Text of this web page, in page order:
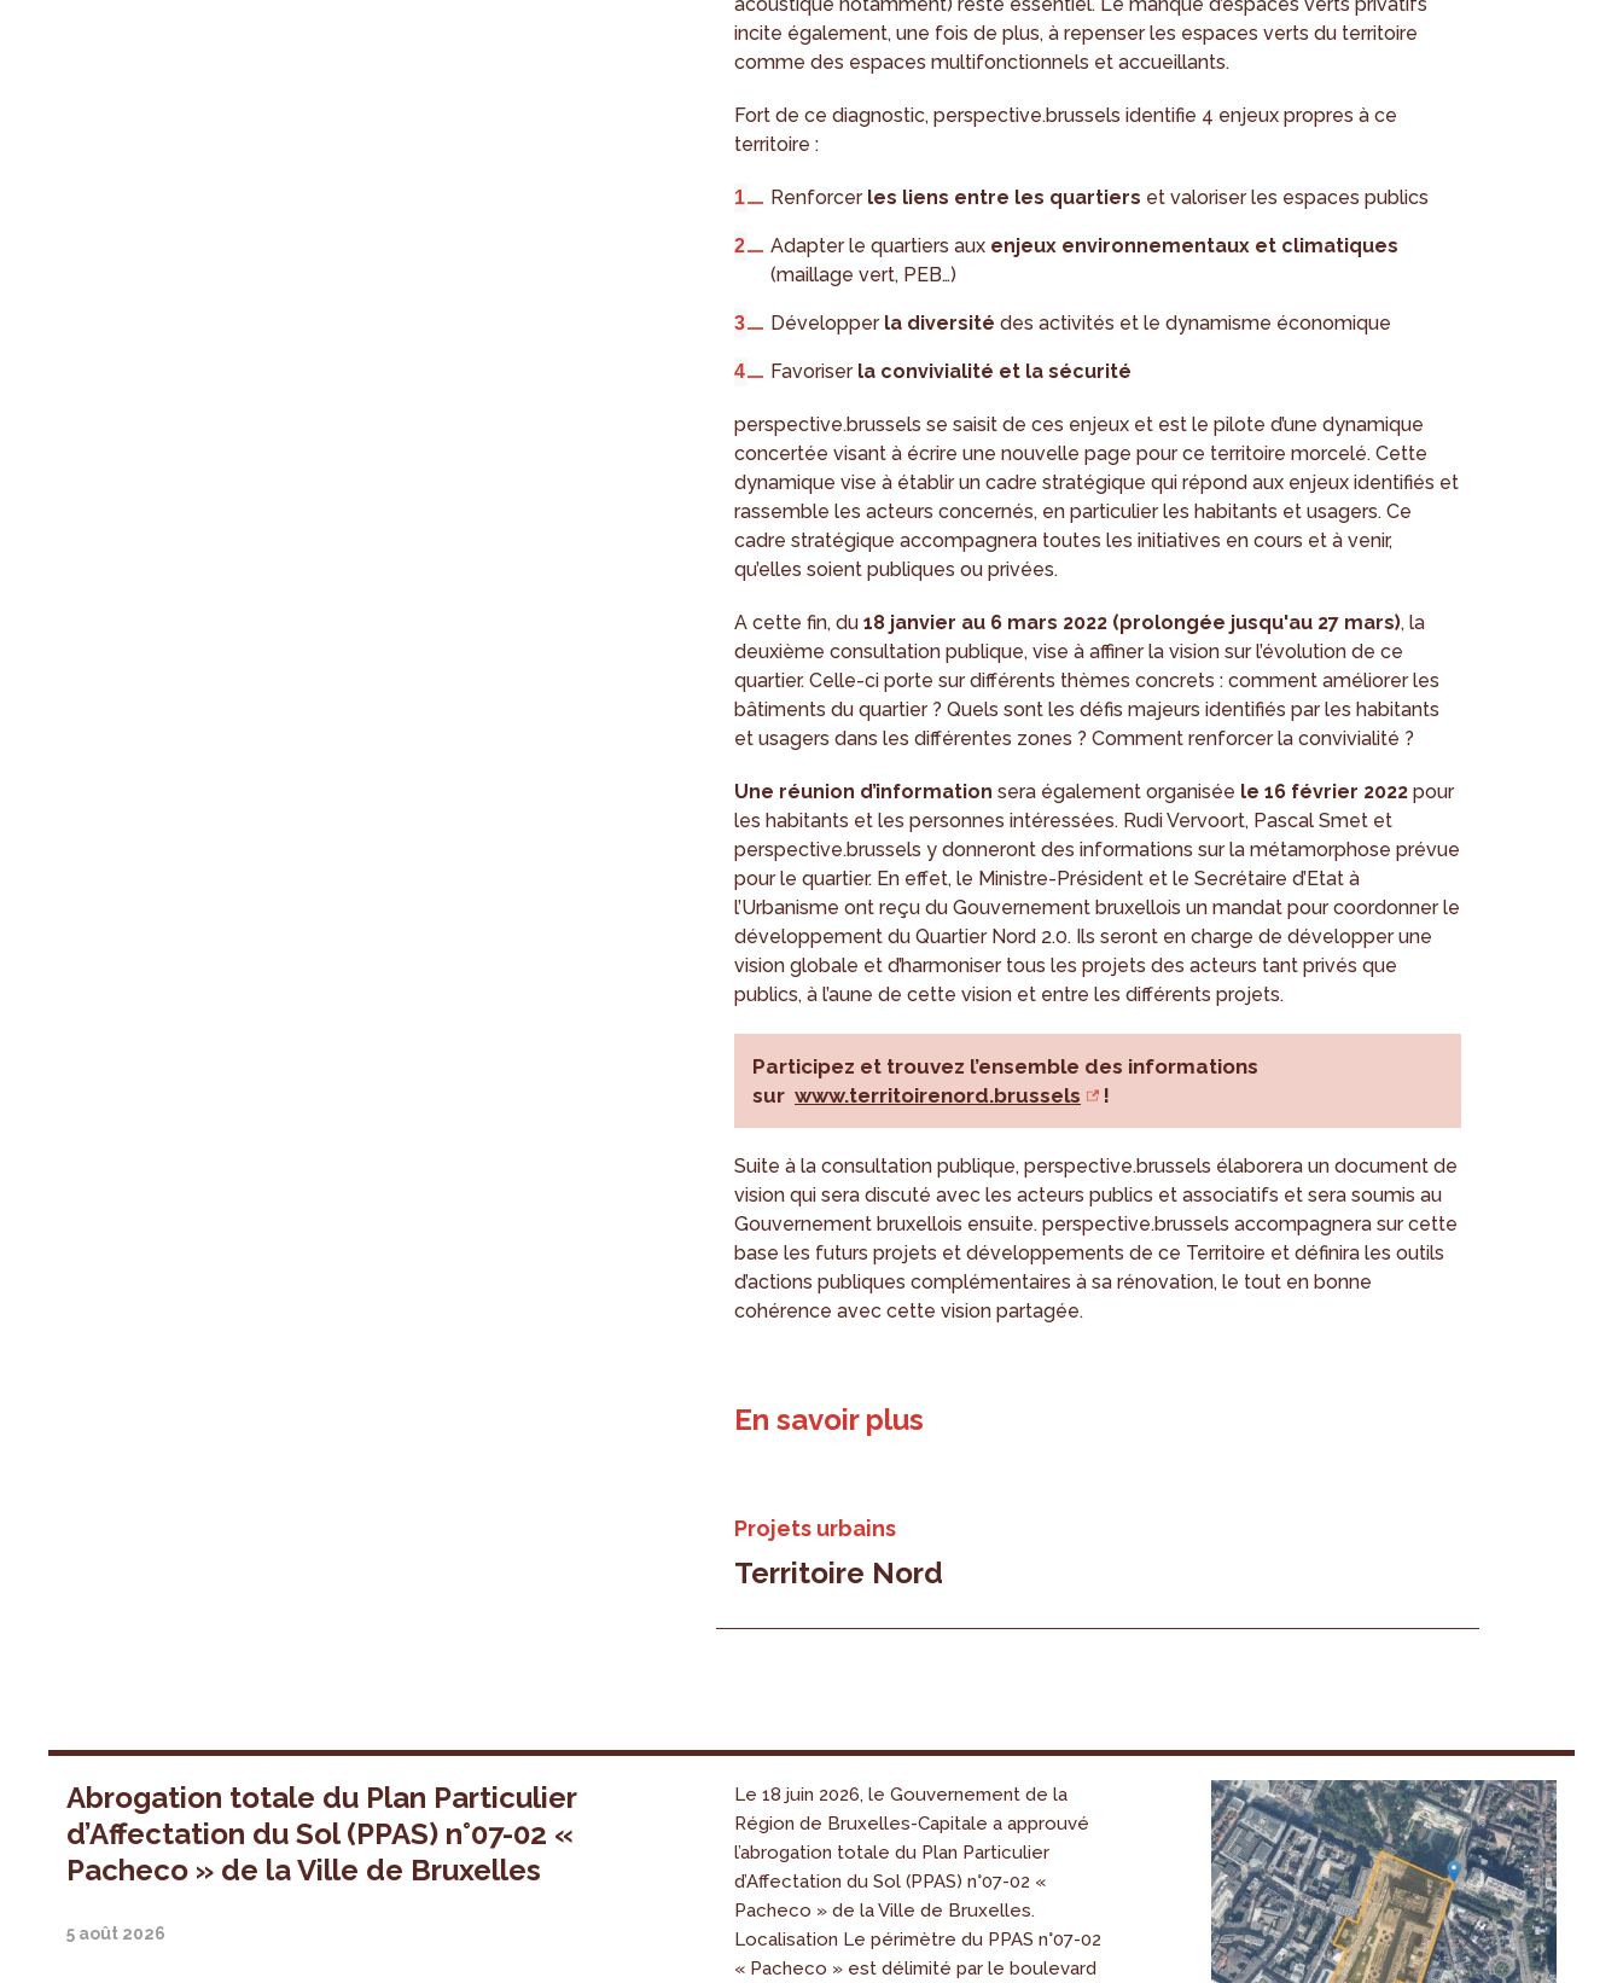
incite également, une fois de plus, à repenser les espaces verts du territoire
comme des espaces multifonctionnels et accueillants.
Fort de ce diagnostic, perspective.brussels identifie 4 enjeux propres à ce
territoire :
Renforcer les liens entre les quartiers et valoriser les espaces publics
Adapter le quartiers aux enjeux environnementaux et climatiques
(maillage vert, PEB…)
Développer la diversité des activités et le dynamisme économique
Favoriser la convivialité et la sécurité
perspective.brussels se saisit de ces enjeux et est le pilote d’une dynamique
concertée visant à écrire une nouvelle page pour ce territoire morcelé. Cette
dynamique vise à établir un cadre stratégique qui répond aux enjeux identifiés et
rassemble les acteurs concernés, en particulier les habitants et usagers. Ce
cadre stratégique accompagnera toutes les initiatives en cours et à venir,
qu’elles soient publiques ou privées.
A cette fin, du18 janvier au 6 mars 2022 (prolongée jusqu'au 27 mars), la
deuxième consultation publique, vise à affiner la vision sur l’évolution de ce
quartier. Celle-ci porte sur différents thèmes concrets : comment améliorer les
bâtiments du quartier ? Quels sont les défis majeurs identifiés par les habitants
et usagers dans les différentes zones ? Comment renforcer la convivialité ?
Une réunion d’information sera également organisée le 16 février 2022 pour
les habitants et les personnes intéressées. Rudi Vervoort, Pascal Smet et
perspective.brussels y donneront des informations sur la métamorphose prévue
pour le quartier. En effet, le Ministre-Président et le Secrétaire d’Etat à
l’Urbanisme ont reçu du Gouvernement bruxellois un mandat pour coordonner le
développement du Quartier Nord 2.0. Ils seront en charge de développer une
vision globale et d’harmoniser tous les projets des acteurs tant privés que
publics, à l’aune de cette vision et entre les différents projets.
Participez et trouvez l’ensemble des informations
surwww.territoirenord.brussels !
Suite à la consultation publique, perspective.brussels élaborera un document de
vision qui sera discuté avec les acteurs publics et associatifs et sera soumis au
Gouvernement bruxellois ensuite. perspective.brussels accompagnera sur cette
base les futurs projets et développements de ce Territoire et définira les outils
d’actions publiques complémentaires à sa rénovation, le tout en bonne
cohérence avec cette vision partagée.
En savoir plus
Projets urbains
Territoire Nord
Abrogation totale du Plan Particulier
d’Affectation du Sol (PPAS) n°07-02 «
Pacheco » de la Ville de Bruxelles
5 août 2026
Le 18 juin 2026, le Gouvernement de la
Région de Bruxelles-Capitale a approuvé
l’abrogation totale du Plan Particulier
d’Affectation du Sol (PPAS) n°07-02 «
Pacheco » de la Ville de Bruxelles.
Localisation Le périmètre du PPAS n°07-02
« Pacheco » est délimité par le boulevard